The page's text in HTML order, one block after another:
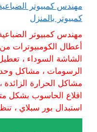
كمبيوتر بالمنزل
مهندس كمبيوتر
أعطال الكومبيوترات
الشاشة السوداء ،
الرسومات ، مشاكل
مشاكل الحرارة
اقلاع الحاسوب بشكل
استبدال بور سبلاي ،